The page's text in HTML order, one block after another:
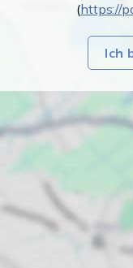
(https://
Ich